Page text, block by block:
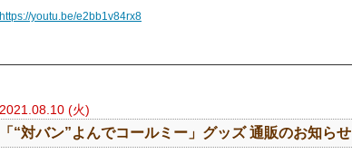
https://youtu.be/e2bb1v84rx8
2021.08.10 (火)
「“対バン”よんでコールミー」グッズ 通販のお知らせ